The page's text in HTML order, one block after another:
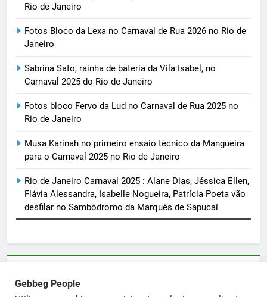
Rio de Janeiro
Fotos Bloco da Lexa no Carnaval de Rua 2026 no Rio de
Janeiro
Sabrina Sato, rainha de bateria da Vila Isabel, no
Carnaval 2025 do Rio de Janeiro
Fotos bloco Fervo da Lud no Carnaval de Rua 2025 no
Rio de Janeiro
Musa Karinah no primeiro ensaio técnico da Mangueira
para o Carnaval 2025 no Rio de Janeiro
Rio de Janeiro Carnaval 2025 : Alane Dias, Jéssica Ellen,
Flávia Alessandra, Isabelle Nogueira, Patrícia Poeta vão
desfilar no Sambódromo da Marquês de Sapucaí
sortimentos@yahoo.com.br
Gebbeg People